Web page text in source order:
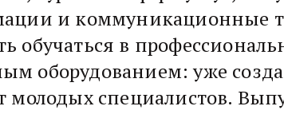
и коммуникационные
обучаться в
оборудованием: уже
молодых специалистов.